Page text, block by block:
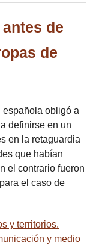
de
de
española obligó a
definirse en un
en la retaguardia
que habían
el contrario fueron
el caso de
y territorios.
y medio